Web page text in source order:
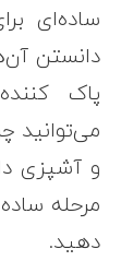
ساده‌ای
دانستن
پاک
می‌توانید
و آشپزی
مرحله
دهید.